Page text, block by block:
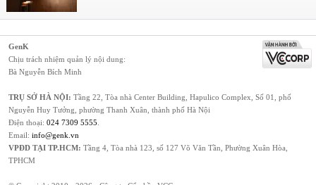
GenK
Chịu trách nhiệm quản lý nội dung:
Bà Nguyễn Bích Minh
TRỤ SỞ HÀ NỘI: Tầng 22, Tòa nhà Center Building, Hapulico Complex, Số 01, phố
Nguyễn Huy Tưởng, phường Thanh Xuân, thành phố Hà Nội
Điện thoại: 024 7309 5555
Email: info@genk.vn
VPĐD TẠI TP.HCM: Tầng 4, Tòa nhà 123, số 127 Võ Văn Tần, Phường Xuân Hòa,
TPHCM